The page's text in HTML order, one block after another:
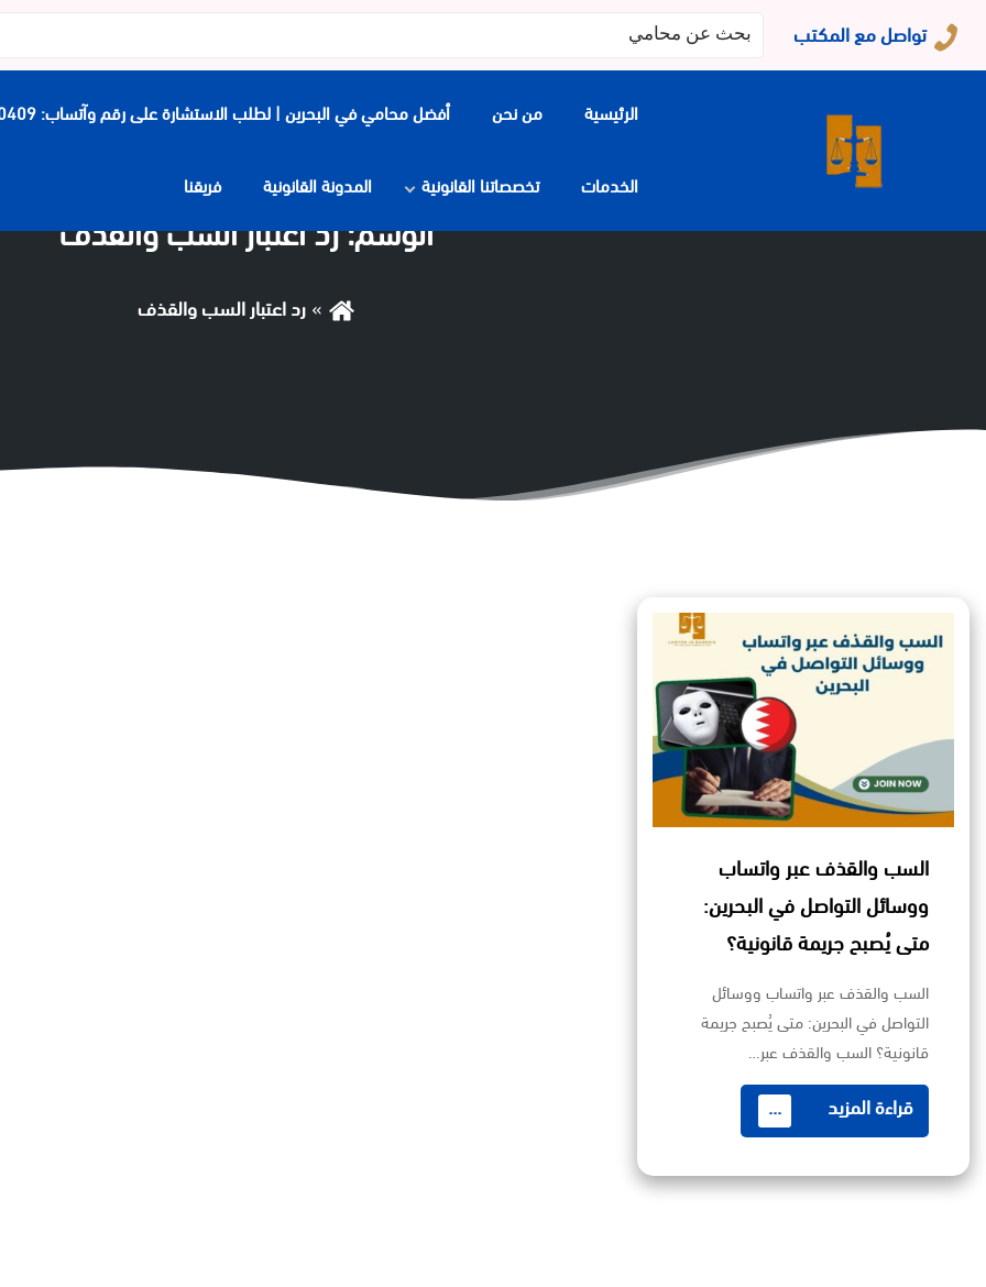
تواصل مع المكتب
البحث
عن:
الرئيسية من نحن أفضل محامي في البحرين | لطلب الاستشارة على رقم وآتساب: 0097339900409
الخدمات تخصصاتنا القانونية المدونة القانونية فريقنا
الوسم:رد اعتبار السب والقذف
رد اعتبار السب والقذف
السب والقذف عبر واتساب
ووسائل التواصل في البحرين:
متى يُصبح جريمة قانونية؟
السب والقذف عبر واتساب ووسائل
التواصل في البحرين: متى يُصبح جريمة
قانونية؟ السب والقذف عبر…
قراءة المزيد ...